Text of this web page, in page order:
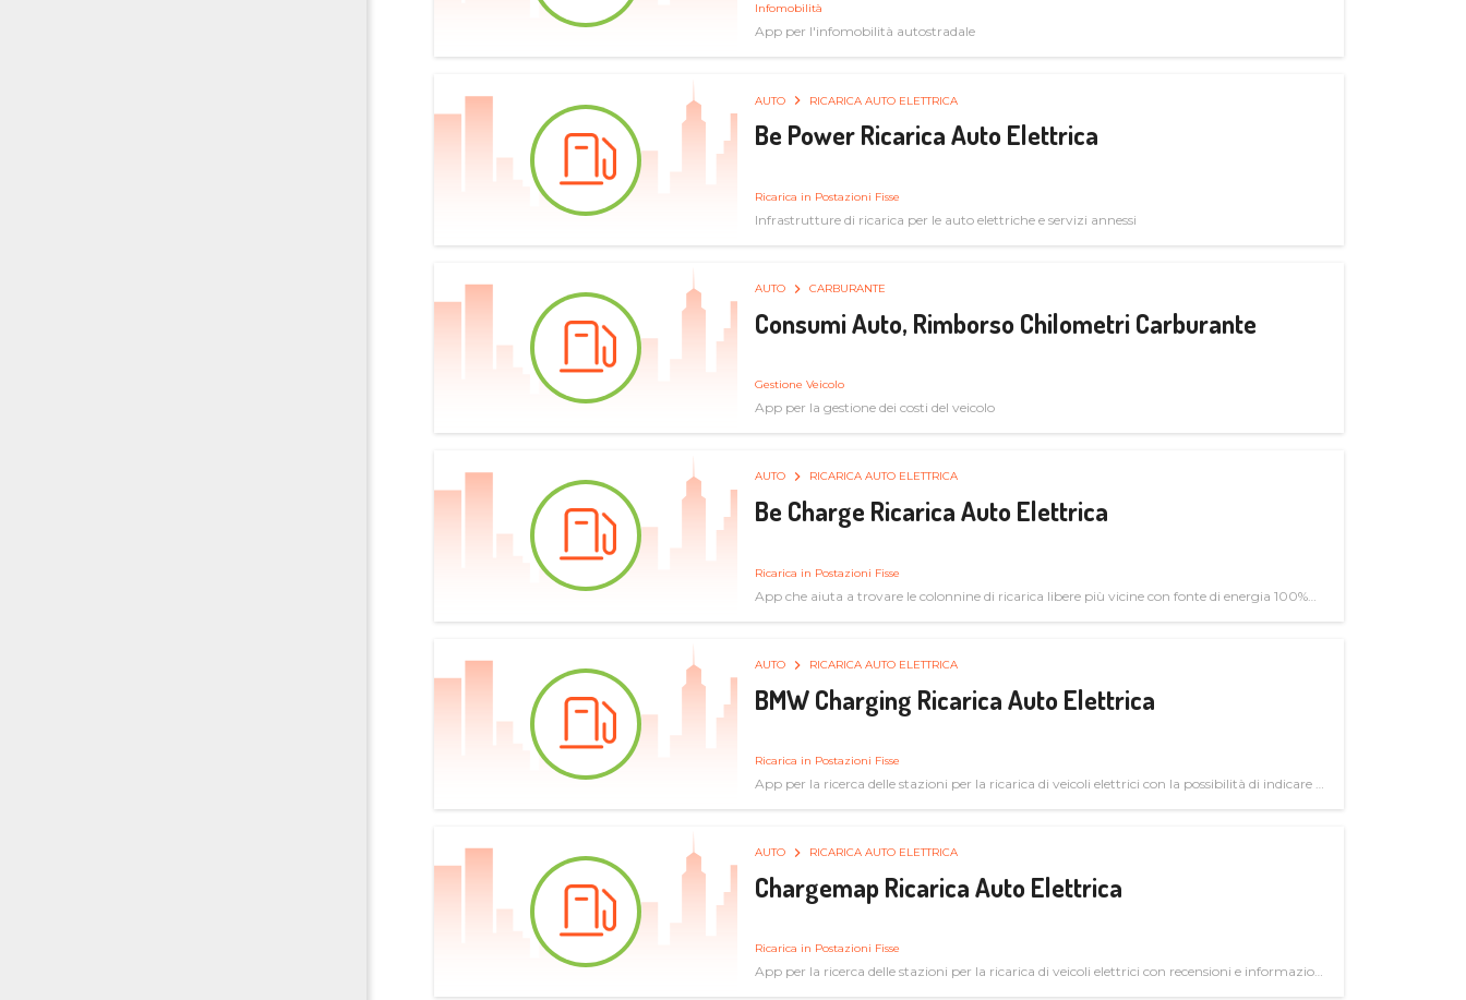
Infomobilità
App per l'infomobilità autostradale
AUTO RICARICA AUTO ELETTRICA
Be Power Ricarica Auto Elettrica
Ricarica in Postazioni Fisse
Infrastrutture di ricarica per le auto elettriche e servizi annessi
AUTO CARBURANTE
Consumi Auto, Rimborso Chilometri Carburante
Gestione Veicolo
App per la gestione dei costi del veicolo
AUTO RICARICA AUTO ELETTRICA
Be Charge Ricarica Auto Elettrica
Ricarica in Postazioni Fisse
App che aiuta a trovare le colonnine di ricarica libere più vicine con fonte di energia 100%
AUTO RICARICA AUTO ELETTRICA
BMW Charging Ricarica Auto Elettrica
Ricarica in Postazioni Fisse
App per la ricerca delle stazioni per la ricarica di veicoli elettrici con la possibilità di indicare le
AUTO RICARICA AUTO ELETTRICA
Chargemap Ricarica Auto Elettrica
Ricarica in Postazioni Fisse
App per la ricerca delle stazioni per la ricarica di veicoli elettrici con recensioni e informazioni